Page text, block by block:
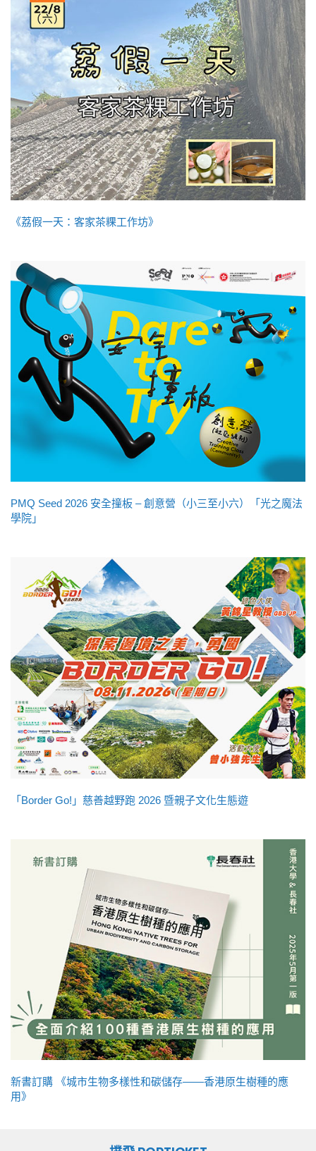
《荔假一天：客家茶粿工作坊》
PMQ Seed 2026 安全撞板 – 創意營（小三至小六）「光之魔法
學院」
「Border Go!」慈善越野跑 2026 暨親子文化生態遊
新書訂購 《城市生物多樣性和碳儲存——香港原生樹種的應
用》